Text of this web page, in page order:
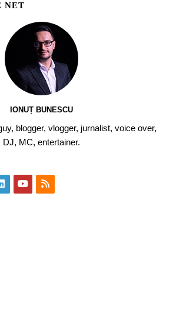
NET
IONUȚ BUNESCU
blogger, vlogger, jurnalist, voice over,
DJ, MC, entertainer.